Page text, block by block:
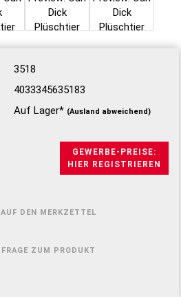
3518
4033345635183
Auf Lager* (Ausland abweichend)
GEWERBE-PREISE:
HIER REGISTRIEREN
AUF DEN MERKZETTEL
FRAGE ZUM PRODUKT